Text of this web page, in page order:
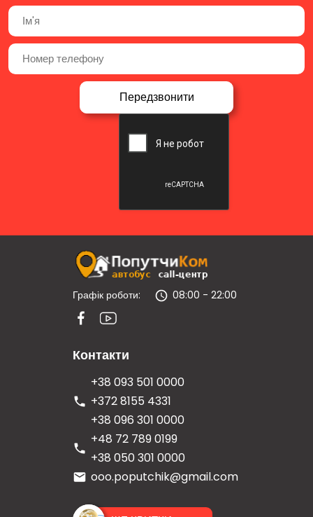
Графік роботи: 08:00 - 22:00
Контакти
+38 093 501 0000
+372 8155 4331
+38 096 301 0000
+48 72 789 0199
+38 050 301 0000
ooo.poputchik@gmail.com